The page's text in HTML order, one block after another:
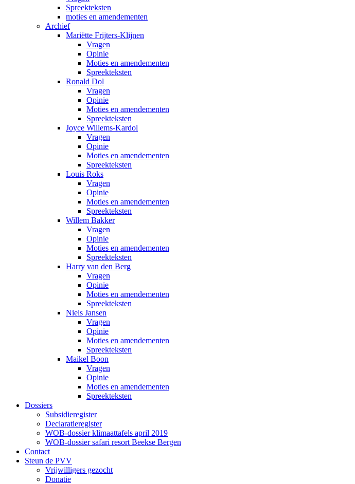
Spreekteksten
moties en amendementen
Archief
Mariëtte Frijters-Klijnen
Vragen
Opinie
Moties en amendementen
Spreekteksten
Ronald Dol
Vragen
Opinie
Moties en amendementen
Spreekteksten
Joyce Willems-Kardol
Vragen
Opinie
Moties en amendementen
Spreekteksten
Louis Roks
Vragen
Opinie
Moties en amendementen
Spreekteksten
Willem Bakker
Vragen
Opinie
Moties en amendementen
Spreekteksten
Harry van den Berg
Vragen
Opinie
Moties en amendementen
Spreekteksten
Niels Jansen
Vragen
Opinie
Moties en amendementen
Spreekteksten
Maikel Boon
Vragen
Opinie
Moties en amendementen
Spreekteksten
Dossiers
Subsidieregister
Declaratieregister
WOB-dossier klimaattafels april 2019
WOB-dossier safari resort Beekse Bergen
Contact
Steun de PVV
Vrijwilligers gezocht
Donatie